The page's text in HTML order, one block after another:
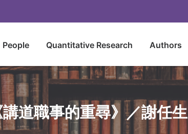
People Quantitative Research Authors
道職事的重尋》／謝任生